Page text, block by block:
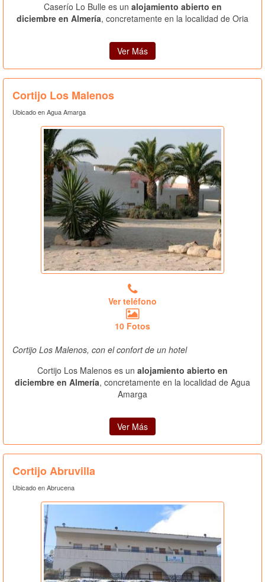
Caserío Lo Bulle es un alojamiento abierto en
diciembre en Almería, concretamente en la localidad de Oria
Ver Más
Cortijo Los Malenos
Ubicado en Agua Amarga
Ver teléfono
10 Fotos
Cortijo Los Malenos, con el confort de un hotel
Cortijo Los Malenos es un alojamiento abierto en
diciembre en Almería, concretamente en la localidad de Agua
Amarga
Ver Más
Cortijo Abruvilla
Ubicado en Abrucena